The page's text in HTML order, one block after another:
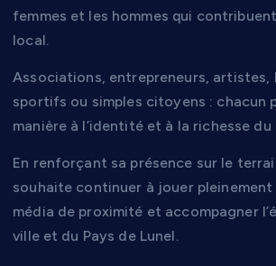
femmes et les hommes qui
local.
Associations, entrepreneurs, artistes,
sportifs ou simples citoyens : chacun
manière à l’identité et à la richesse
En renforçant sa présence sur le
souhaite continuer à jouer
média de proximité et accompagner
ville et du Pays de Lunel.